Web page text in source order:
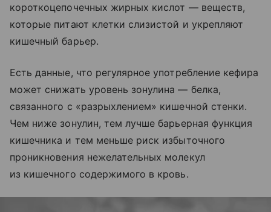
короткоцепочечных жирных кислот — веществ,
которые питают клетки слизистой и укрепляют
кишечный барьер.
Есть данные, что регулярное употребление кефира
может снижать уровень зонулина — белка,
связанного с «разрыхлением» кишечной стенки.
Чем ниже зонулин, тем лучше барьерная функция
кишечника и тем меньше риск избыточного
проникновения нежелательных молекул
из кишечного содержимого в кровь.